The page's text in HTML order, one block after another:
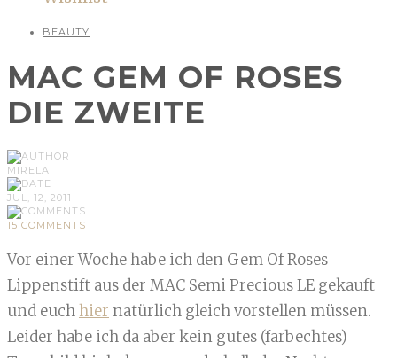
BEAUTY
MAC GEM OF ROSES
DIE ZWEITE
MIRELA
JUL, 12, 2011
15 COMMENTS
Vor einer Woche habe ich den Gem Of Roses
Lippenstift aus der MAC Semi Precious LE gekauft
und euchhier natürlich gleich vorstellen müssen.
Leider habe ich da aber kein gutes (farbechtes)